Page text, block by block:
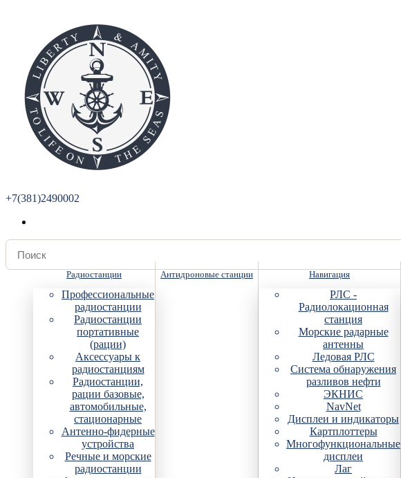
+7(381)2490002
Радиостанции
Профессиональные
радиостанции
Радиостанции
портативные
(рации)
Аксессуары к
радиостанциям
Радиостанции,
рации базовые,
автомобильные,
стационарные
Антенно-фидерные
устройства
Речные и морские
радиостанции
Антидроновые станции Навигация
РЛС -
Радиолокационная
станция
Морские радарные
антенны
Ледовая РЛС
Система обнаружения
разливов нефти
ЭКНИС
NavNet
Дисплеи и индикаторы
Картплоттеры
Многофункциональные
дисплеи
Лаг